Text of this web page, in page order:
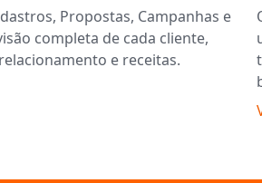
Propostas, Campanhas e
completa de cada cliente,
e receitas.